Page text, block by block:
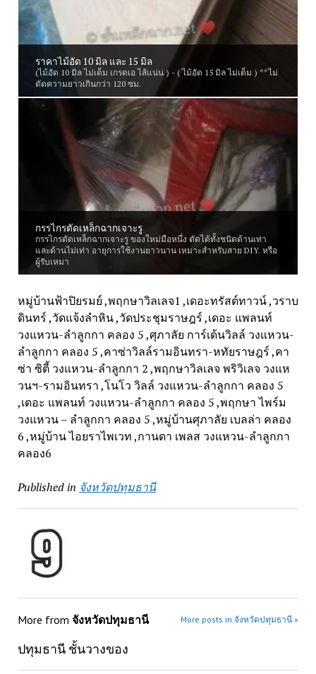
ราคาไม้อัด 10 มิล และ 15 มิล
(ไม้อัด 10 มิล ไม่เต็ม เกรดเอ ไส้แน่น ) - ( ไม้อัด 15 มิล ไม่เต็ม ) **ไม่
ตัดความยาวเกินกว่า 120 ซม.
กรรไกรตัดเหล็กฉากเจาะรู
กรรไกรตัดเหล็กฉากเจาะรู ของใหม่มือหนึ่ง ตัดได้ทั้งชนิดด้านเท่า
และด้านไม่เท่า อายุการใช้งานยาวนาน เหมาะสำหรับสาย DIY. หรือ
ผู้รับเหมา
หมู่บ้านฟ้าปิยรมย์ ,พฤกษาวิลเลจ1 ,เดอะทรัสต์ทาวน์ ,วราบ
ดินทร์ ,วัดแจ้งลําหิน ,วัดประชุมราษฎร์ ,เดอะ แพลนท์
วงแหวน-ลำลูกกา คลอง 5 ,ศุภาลัย การ์เด้นวิลล์ วงแหวน-
ลำลูกกา คลอง 5 ,คาซ่าวิลล์รามอินทรา-หทัยราษฎร์ ,คา
ซ่า ซิตี้ วงแหวน-ลำลูกกา 2 ,พฤกษาวิลเลจ พริวิเลจ วงแห
วนฯ-รามอินทรา ,โนโว วิลล์ วงแหวน-ลำลูกกา คลอง 5
,เดอะ แพลนท์ วงแหวน-ลำลูกกา คลอง 5 ,พฤกษา ไพร์ม
วงแหวน – ลำลูกกา คลอง 5 ,หมู่บ้านศุภาลัย เบลล่า คลอง
6 ,หมู่บ้าน ไอยราไพเวท ,กานดา เพลส วงแหวน-ลำลูกกา
คลอง6
Published in จังหวัดปทุมธานี
More from จังหวัดปทุมธานี More posts in จังหวัดปทุมธานี »
ปทุมธานี ชั้นวางของ